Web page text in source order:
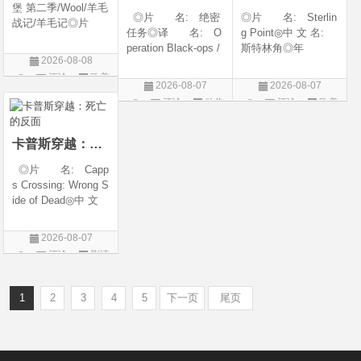
堡 第二季/Wool/羊毛
战记/羊毛记◎片
◎年 代 2024◎
产 地 美国◎
幻 / 悬疑◎语
言 英语◎上映日
2026-08-08
评论
欧美
剧
◎片 名: 绝密
任务◎译 名: O
peration Black-ops /
&amp;middot;绝密任
务◎年 代: 202
2026-08-07
评论
动作
◎片 名: Sterlin
g Point◎中 文 名:
斯特林角◎年
地: 美国◎类
别: 剧情◎语
2026-08-07
评论
欧美
卡普斯穿越：死亡的反面
◎片 名: Capp
s Crossing: Wrong S
ide of Dead◎中 文
死亡的反面◎年
代: 2026◎产
悚 / 犯罪◎语
2026-08-07
评论
剧情
1 2 3 4 5 下一页 尾页